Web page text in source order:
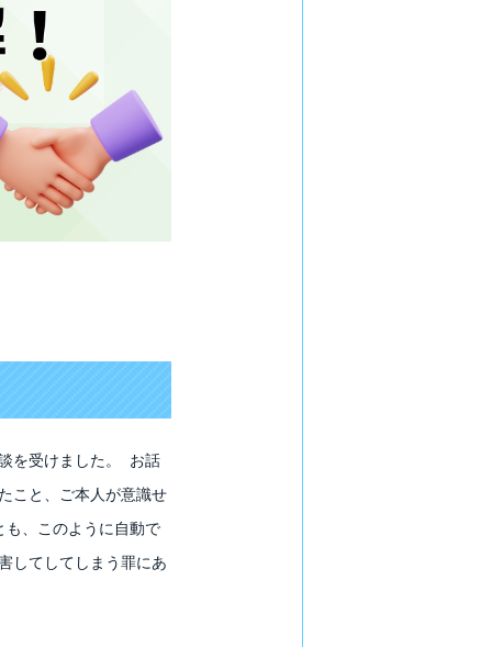
を受けました。 お話
こと、ご本人が意識せ
、このように自動で
してしてしまう罪にあ